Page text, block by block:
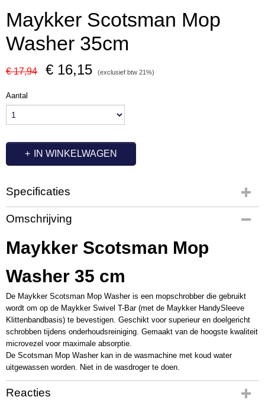
Maykker Scotsman Mop
Washer 35cm
€ 17,94 € 16,15 (exclusief btw 21%)
Aantal
IN WINKELWAGEN
Specificaties
Productcode
MA1018
Omschrijving
Maykker Scotsman Mop
Washer 35 cm
De Maykker Scotsman Mop Washer is een mopschrobber die gebruikt
wordt om op de Maykker Swivel T-Bar (met de Maykker HandySleeve
Klittenbandbasis) te bevestigen. Geschikt voor superieur en doelgericht
schrobben tijdens onderhoudsreiniging. Gemaakt van de hoogste kwaliteit
microvezel voor maximale absorptie.
De Scotsman Mop Washer kan in de wasmachine met koud water
uitgewassen worden. Niet in de wasdroger te doen.
Reacties